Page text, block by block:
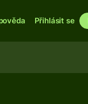
Přihlásit se